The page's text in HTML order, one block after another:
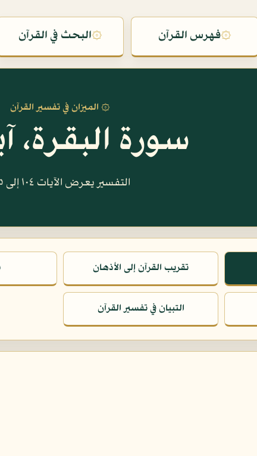
۞فهرس القرآن ۞البحث في القرآن
۞ الميزان في تفسير القرآن
سورة البقرة، آية
التفسير يعرض الآيات ١٠٤ إلى ١٠٥
تقريب القرآن إلى الأذهان
التبيان في تفسير القرآن